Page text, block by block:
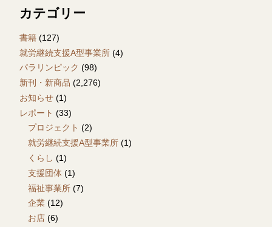
カテゴリー
書籍 (127)
就労継続支援A型事業所 (4)
パラリンピック (98)
新刊・新商品 (2,276)
お知らせ (1)
レポート (33)
プロジェクト (2)
就労継続支援A型事業所 (1)
くらし (1)
支援団体 (1)
福祉事業所 (7)
企業 (12)
お店 (6)